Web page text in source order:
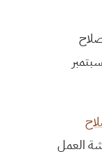
المؤسسي في سورية” جنيف، 21-22 سبتمبر
العمل